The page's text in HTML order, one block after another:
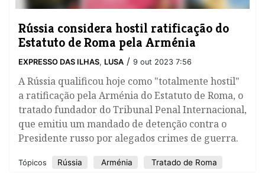
Rússia considera hostil ratificação do
Estatuto de Roma pela Arménia
EXPRESSO DAS ILHAS, LUSA / 9 out 2023 7:56
A Rússia qualificou hoje como "totalmente hostil"
a ratificação pela Arménia do Estatuto de Roma, o
tratado fundador do Tribunal Penal Internacional,
que emitiu um mandado de detenção contra o
Presidente russo por alegados crimes de guerra.
Tópicos Rússia Arménia Tratado de Roma